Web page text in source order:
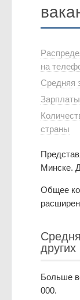
на
Средняя
страны
Минске.
Общее
других
Больше
000.